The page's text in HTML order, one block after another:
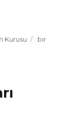
Kurusu
Gün
bir